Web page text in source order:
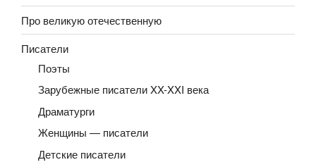
Про великую отечественную
Писатели
Поэты
Зарубежные писатели XX-XXI века
Драматурги
Женщины — писатели
Детские писатели